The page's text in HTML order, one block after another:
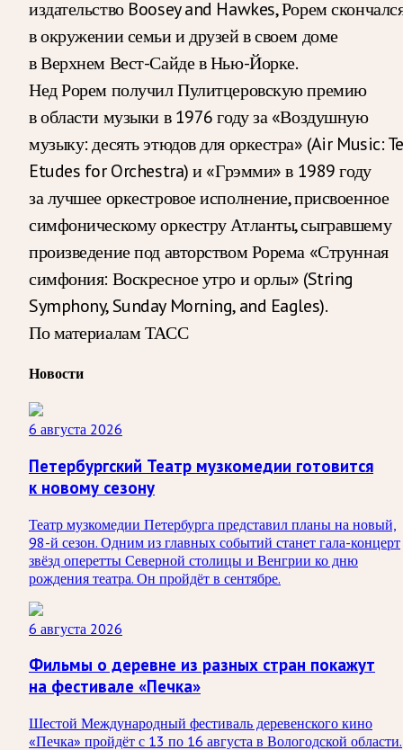
издательство Boosey and Hawkes, Рорем
в окружении семьи и друзей в своем доме
в Верхнем Вест-Сайде в Нью-Йорке.
Нед Рорем получил Пулитцеровскую премию
в области музыки в 1976 году за «Воздушную
музыку: десять этюдов для оркестра» (Air Music:
Etudes for Orchestra) и «Грэмми» в 1989 году
за лучшее оркестровое исполнение, присвоенное
симфоническому оркестру Атланты, сыгравшему
произведение под авторством Рорема «Струнная
симфония: Воскресное утро и орлы» (String
Symphony, Sunday Morning, and Eagles).
По материалам ТАСС
Новости
6 августа 2026
Петербургский Театр музкомедии готовится
к новому сезону
Театр музкомедии Петербурга представил планы на новый,
98-й сезон. Одним из главных событий станет гала-концерт
звёзд оперетты Северной столицы и Венгрии ко дню
рождения театра. Он пройдёт в сентябре.
6 августа 2026
Фильмы о деревне из разных стран покажут
на фестивале «Печка»
Шестой Международный фестиваль деревенского кино
«Печка» пройдёт с 13 по 16 августа в Вологодской области.